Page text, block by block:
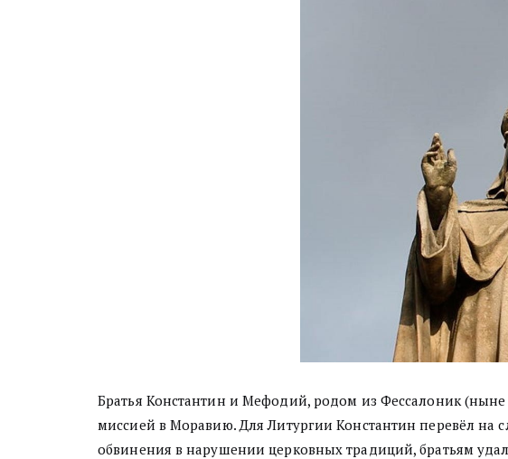
Братья Константин и Мефодий, родом из Фессалоник
миссией в Моравию. Для Литургии Константин перевёл на
обвинения в нарушении церковных традиций, братьям